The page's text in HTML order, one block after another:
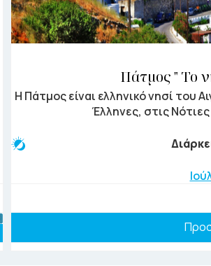
Πάτμος " Το
Η Πάτμος είναι ελληνικό νησί του
Έλληνες, στις